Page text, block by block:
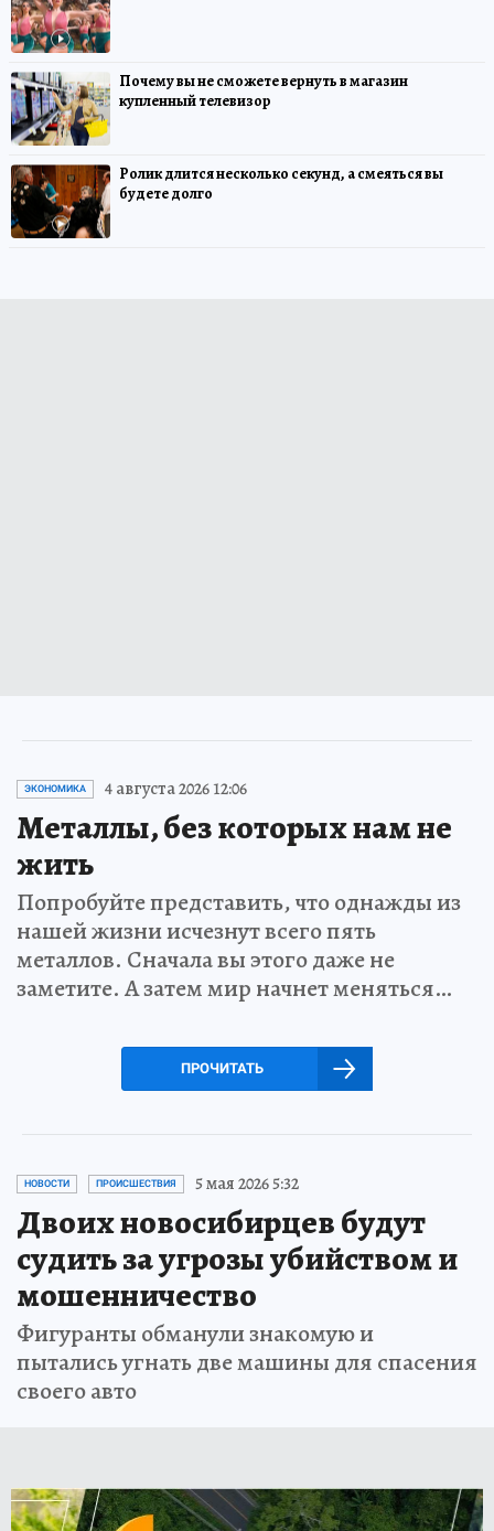
Почему вы не сможете вернуть в магазин
купленный телевизор
Ролик длится несколько секунд, а смеяться вы
будете долго
ЭКОНОМИКА 4 августа 2026 12:06
Металлы, без которых нам не
жить
Попробуйте представить, что однажды из
нашей жизни исчезнут всего пять
металлов. Сначала вы этого даже не
заметите. А затем мир начнет меняться…
ПРОЧИТАТЬ
НОВОСТИ ПРОИСШЕСТВИЯ 5 мая 2026 5:32
Двоих новосибирцев будут
судить за угрозы убийством и
мошенничество
Фигуранты обманули знакомую и
пытались угнать две машины для спасения
своего авто